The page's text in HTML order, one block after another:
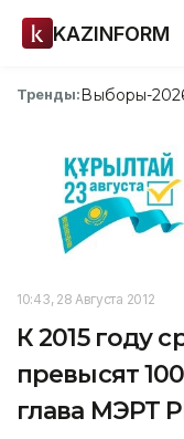
KAZINFORM
Тренды:Выборы-
10:43, 28 Августа 2012
К 2015 году
превысят
глава МЭРТ